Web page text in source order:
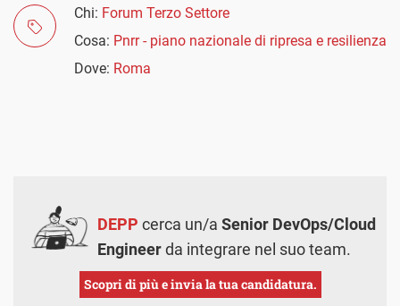
Chi: Forum Terzo Settore
Cosa: Pnrr - piano nazionale di ripresa e resilienza
Dove: Roma
DEPP cerca un/a Senior DevOps/Cloud
Engineerda integrare nel suo team.
Scopri di più e invia la tua candidatura.